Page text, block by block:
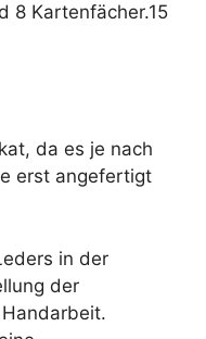
8 Kartenfächer.15
da es je nach
erst angefertigt
in der
der